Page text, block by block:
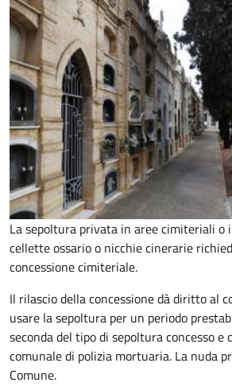
La sepoltura privata in aree cimiteriali o
cellette ossario o nicchie cinerarie
concessione cimiteriale.
Il rilascio della concessione dà diritto al
usare la sepoltura per un periodo
seconda del tipo di sepoltura concesso e
comunale di polizia mortuaria. La nuda
Comune.